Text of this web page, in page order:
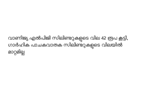
വാണിജ്യ എൽപിജി സിലിണ്ടറുകളുടെ വില 42 രൂപ കൂട്ടി,
ഗാർഹിക പാചകവാതക സിലിണ്ടറുകളുടെ വിലയിൽ
മാറ്റമില്ല